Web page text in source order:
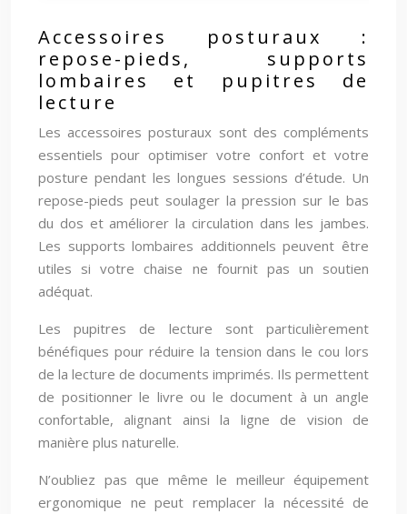
Accessoires posturaux :
repose-pieds, supports
lombaires et pupitres de
lecture
Les accessoires posturaux sont des compléments
essentiels pour optimiser votre confort et votre
posture pendant les longues sessions d’étude. Un
repose-pieds peut soulager la pression sur le bas
du dos et améliorer la circulation dans les jambes.
Les supports lombaires additionnels peuvent être
utiles si votre chaise ne fournit pas un soutien
adéquat.
Les pupitres de lecture sont particulièrement
bénéfiques pour réduire la tension dans le cou lors
de la lecture de documents imprimés. Ils permettent
de positionner le livre ou le document à un angle
confortable, alignant ainsi la ligne de vision de
manière plus naturelle.
N’oubliez pas que même le meilleur équipement
ergonomique ne peut remplacer la nécessité de